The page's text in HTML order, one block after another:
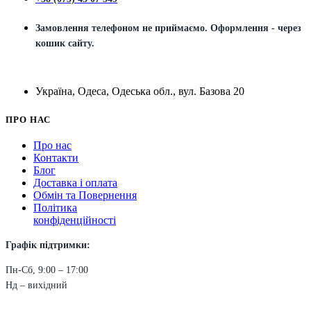
Замовлення телефоном не приймаємо. Оформлення - через
кошик сайту.
Україна, Одеса, Одеська обл., вул. Базова 20
ПРО НАС
Про нас
Контакти
Блог
Доставка і оплата
Обмін та Повернення
Політика
конфіденційності
Графік підтримки:
Пн-Сб, 9:00 – 17:00
Нд – вихідний